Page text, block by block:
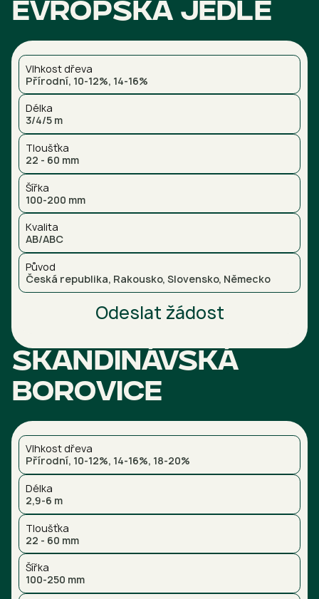
Evropská jedle
Vlhkost dřeva
Přírodní, 10-12%, 14-16%
Délka
3/4/5 m
Tloušťka
22 - 60 mm
Šířka
100-200 mm
Kvalita
AB/ABC
Původ
Česká republika, Rakousko, Slovensko, Německo
Odeslat žádost
Skandinávská
borovice
Vlhkost dřeva
Přírodní, 10-12%, 14-16%, 18-20%
Délka
2,9-6 m
Tloušťka
22 - 60 mm
Šířka
100-250 mm